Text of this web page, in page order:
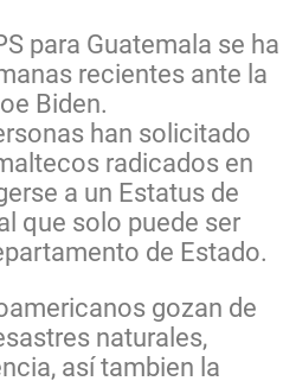
para Guatemala se ha
recientes ante la
Biden.
han solicitado
radicados en
a un Estatus de
que solo puede ser
de Estado.
gozan de
naturales,
así tambien la